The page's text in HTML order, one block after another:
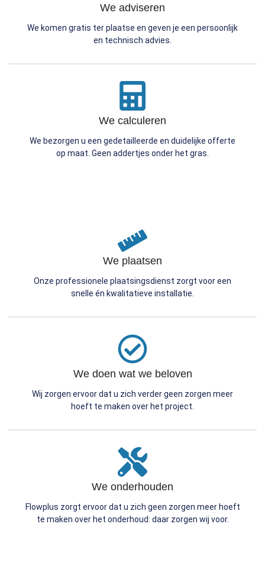
We adviseren
We komen gratis ter plaatse en geven je een persoonlijk
en technisch advies.
We calculeren
We bezorgen u een gedetailleerde en duidelijke offerte
op maat. Geen addertjes onder het gras.
We plaatsen
Onze professionele plaatsingsdienst zorgt voor een
snelle én kwalitatieve installatie.
We doen wat we beloven
Wij zorgen ervoor dat u zich verder geen zorgen meer
hoeft te maken over het project.
We onderhouden
Flowplus zorgt ervoor dat u zich geen zorgen meer hoeft
te maken over het onderhoud: daar zorgen wij voor.